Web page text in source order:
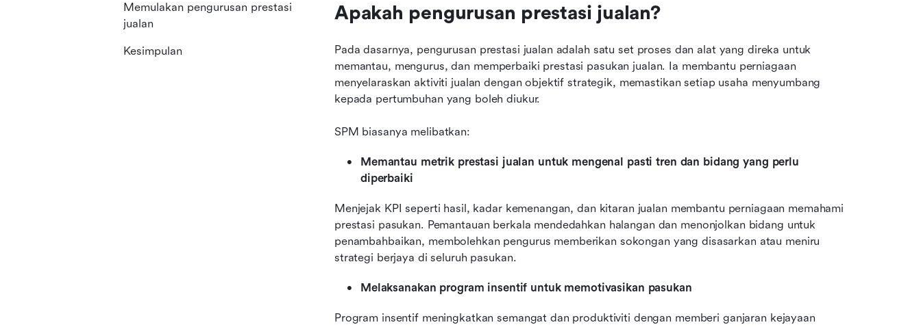
Apakah pengurusan prestasi jualan?
Pada dasarnya, pengurusan prestasi jualan adalah satu set proses dan alat yang direka untuk
memantau, mengurus, dan memperbaiki prestasi pasukan jualan. Ia membantu perniagaan
menyelaraskan aktiviti jualan dengan objektif strategik, memastikan setiap usaha menyumbang
kepada pertumbuhan yang boleh diukur.
SPM biasanya melibatkan:
Memantau metrik prestasi jualan untuk mengenal pasti tren dan bidang yang perlu
diperbaiki
Menjejak KPI seperti hasil, kadar kemenangan, dan kitaran jualan membantu perniagaan memahami
prestasi pasukan. Pemantauan berkala mendedahkan halangan dan menonjolkan bidang untuk
penambahbaikan, membolehkan pengurus memberikan sokongan yang disasarkan atau meniru
strategi berjaya di seluruh pasukan.
Melaksanakan program insentif untuk memotivasikan pasukan
Program insentif meningkatkan semangat dan produktiviti dengan memberi ganjaran kejayaan
Memulakan pengurusan prestasi
jualan
Kesimpulan